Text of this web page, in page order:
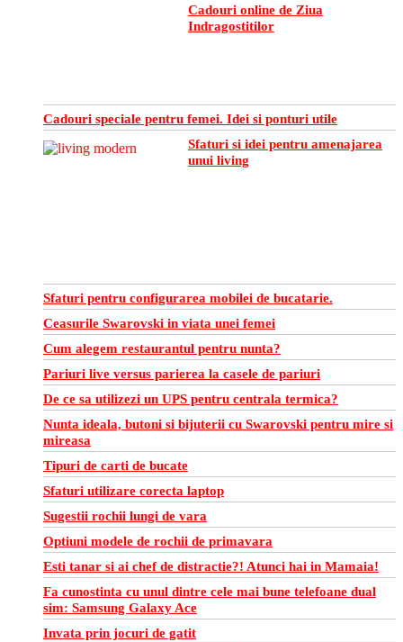
Cadouri online de Ziua
Indragostitilor
Cadouri speciale pentru femei. Idei si ponturi utile
Sfaturi si idei pentru amenajarea
unui living
Sfaturi pentru configurarea mobilei de bucatarie.
Ceasurile Swarovski in viata unei femei
Cum alegem restaurantul pentru nunta?
Pariuri live versus parierea la casele de pariuri
De ce sa utilizezi un UPS pentru centrala termica?
Nunta ideala, butoni si bijuterii cu Swarovski pentru mire si
mireasa
Tipuri de carti de bucate
Sfaturi utilizare corecta laptop
Sugestii rochii lungi de vara
Optiuni modele de rochii de primavara
Esti tanar si ai chef de distractie?! Atunci hai in Mamaia!
Fa cunostinta cu unul dintre cele mai bune telefoane dual
sim: Samsung Galaxy Ace
Invata prin jocuri de gatit